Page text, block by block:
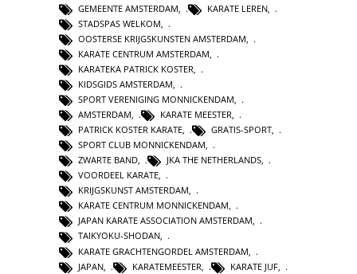
GEMEENTE AMSTERDAM
KARATE LEREN
STADSPAS WELKOM
OOSTERSE KRIJGSKUNSTEN AMSTERDAM
KARATE CENTRUM AMSTERDAM
KARATEKA PATRICK KOSTER
KIDSGIDS AMSTERDAM
SPORT VERENIGING MONNICKENDAM
AMSTERDAM
KARATE MEESTER
PATRICK KOSTER KARATE, GRATIS-SPORT,
SPORT CLUB MONNICKENDAM,
ZWARTE BAND, JKA THE NETHERLANDS,
VOORDEEL KARATE,
KRIJGSKUNST AMSTERDAM,
KARATE CENTRUM MONNICKENDAM,
JAPAN KARATE ASSOCIATION AMSTERDAM,
TAIKYOKU-SHODAN,
KARATE GRACHTENGORDEL AMSTERDAM
JAPAN
KARATEMEESTER KARATE JUF